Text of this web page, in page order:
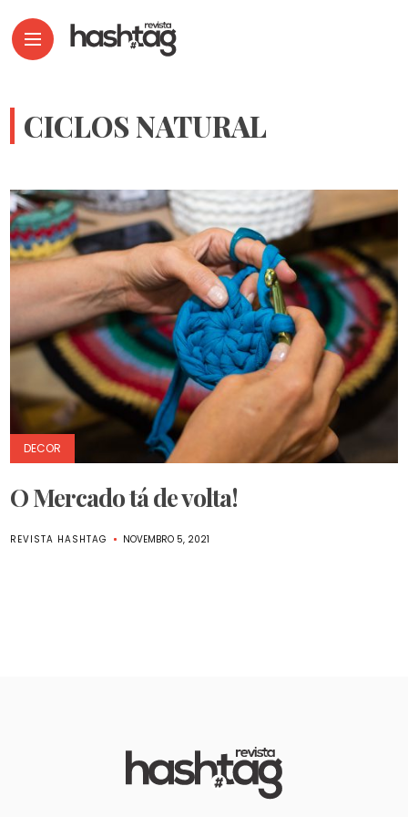
CICLOS NATURAL
DECOR
O Mercado tá de volta!
REVISTA HASHTAG NOVEMBRO 5, 2021